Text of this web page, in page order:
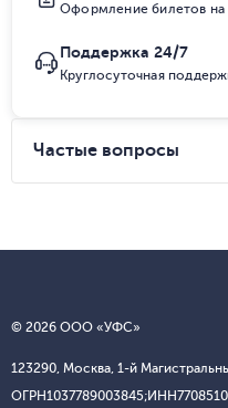
Оформление билетов на
Поддержка 24/7
Круглосуточная
Частые вопросы
© 2026 ООО «УФС»
123290, Москва, 1-й
ОГРН1037789003845;ИНН